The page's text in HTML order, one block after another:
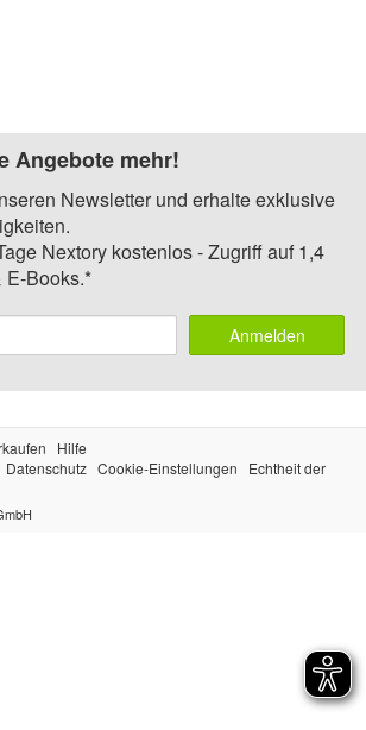
Angebote mehr!
Newsletter und erhalte exklusive
Nextory kostenlos - Zugriff auf 1,4
E-Books.*
Anmelden
Hilfe
Datenschutz Cookie-Einstellungen
Echtheit der